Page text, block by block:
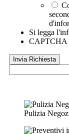
Si legga
CAPTCHA
Pulizia